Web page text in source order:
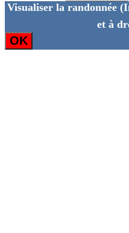
Visualiser la randonnée
et à
OK